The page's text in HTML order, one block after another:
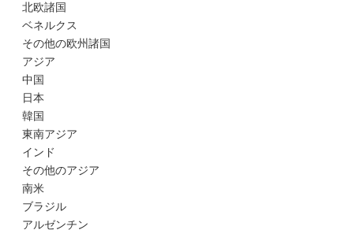
北欧諸国
ベネルクス
その他の欧州諸国
アジア
中国
日本
韓国
東南アジア
インド
その他のアジア
南米
ブラジル
アルゼンチン